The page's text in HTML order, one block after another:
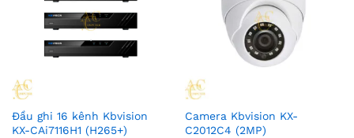
Đầu ghi 16 kênh Kbvision
KX-CAi7116H1 (H265+)
Camera Kbvision KX-
C2012C4 (2MP)